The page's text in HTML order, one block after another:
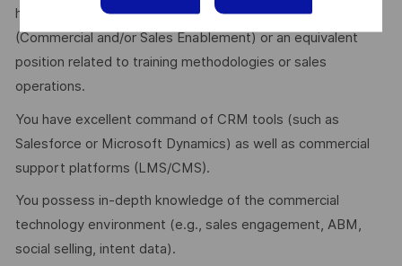
have more than 10 years of experience in a similar role
(Commercial and/or Sales Enablement) or an equivalent
position related to training methodologies or sales
operations.
You have excellent command of CRM tools (such as
Salesforce or Microsoft Dynamics) as well as commercial
support platforms (LMS/CMS).
You possess in-depth knowledge of the commercial
technology environment (e.g., sales engagement, ABM,
social selling, intent data).